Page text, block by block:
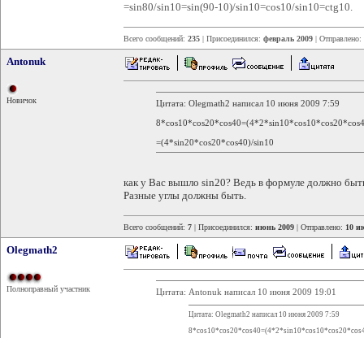
=sin80/sin10=sin(90-10)/sin10=cos10/sin10=ctg10.
Всего сообщений: 235 | Присоединился: февраль 2009 | Отправлено:
Antonuk
Новичок
Цитата: Olegmath2 написал 10 июня 2009 7:59
=(4*sin20*cos20*cos40)/sin10
как у Вас вышло sin20? Ведь в формуле должно
Разные углы должны быть.
Всего сообщений: 7 | Присоединился: июнь 2009 | Отправлено: 10
Olegmath2
Полноправный участник Цитата: Antonuk написал 10 июня 2009 19:01
Цитата: Olegmath2 написал 10 июня 2009 7:59